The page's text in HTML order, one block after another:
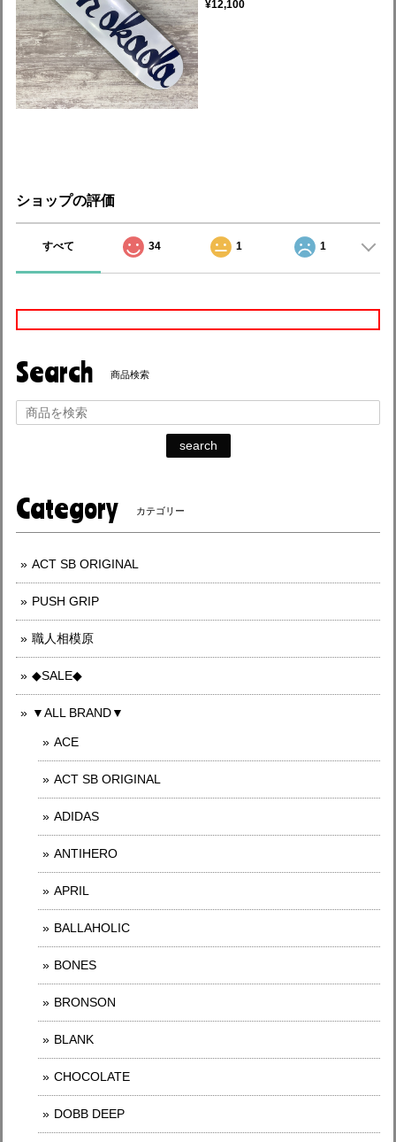
¥12,100
ショップの評価
すべて 34 1 1
Search 商品検索
search
Category カテゴリー
ACT SB ORIGINAL
PUSH GRIP
職人相模原
◆SALE◆
▼ALL BRAND▼
ACE
ACT SB ORIGINAL
ADIDAS
ANTIHERO
APRIL
BALLAHOLIC
BONES
BRONSON
BLANK
CHOCOLATE
DOBB DEEP